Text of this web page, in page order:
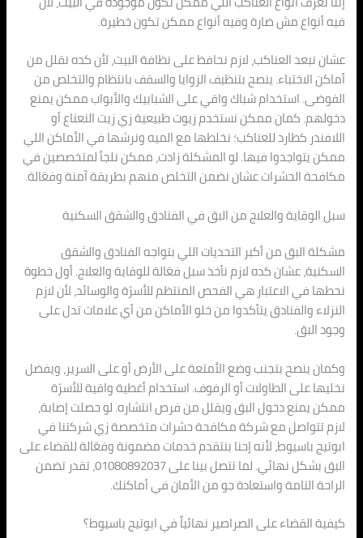
فيه أنواع مش ضارة وفيه أنواع ممكن تكون خطيرة.
عشان نبعد العناكب، لازم نحافظ على نظافة البيت، لأن كده نقلل من
أماكن الاختباء. ينصح بتنظيف الزوايا والسقف بانتظام والتخلص من
الفوضى. استخدام شباك واقي على الشبابيك والأبواب ممكن يمنع
دخولهم. كمان ممكن نستخدم زيوت طبيعية زي زيت النعناع أو
اللافندر كطارد للعناكب؛ نخلطها مع الميه ونرشها في الأماكن اللي
ممكن يتواجدوا فيها. لو المشكلة زادت، ممكن نلجأ لمتخصصين في
مكافحة الحشرات عشان نضمن التخلص منهم بطريقة آمنة وفعّالة.
سبل الوقاية والعلاج من البق في الفنادق والشقق السكنية
مشكلة البق من أكبر التحديات اللي بتواجه الفنادق والشقق
السكنية، عشان كده لازم نأخذ سبل فعّالة للوقاية والعلاج. أول خطوة
نحطها في الاعتبار هي الفحص المنتظم للأسرّة والوسائد، لأن لازم
النزلاء والفنادق يتأكدوا من خلو الأماكن من أي علامات تدل على
وجود البق.
وكمان ينصح بتجنب وضع الأمتعة على الأرض أو على السرير، ويفضل
نخليها على الطاولات أو الرفوف. استخدام أغطية واقية للأسرّة
ممكن يمنع دخول البق ويقلل من فرص انتشاره. لو حصلت إصابة،
لازم تتواصل مع شركة مكافحة حشرات متخصصة زي شركتنا في
ابوتيج باسيوط، لأنه إحنا بنتقدم خدمات مضمونة وفعّالة للقضاء على
البق بشكل نهائي. لما تتصل بينا على 01080892037، تقدر تضمن
الراحة التامة واستعادة جو من الأمان في أماكنك.
كيفية القضاء على الصراصير نهائياً في ابوتيج باسيوط؟